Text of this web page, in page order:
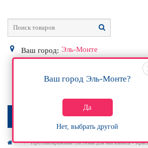
Ваш город: Эль-Монте
Ваш город Эль-Монте?
Да
Нет, выбрать другой
0Р
МЕНЮ
Противокражные системы для магазинов -